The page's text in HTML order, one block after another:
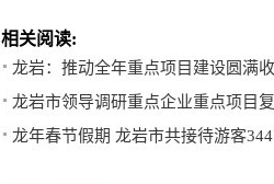
相关阅读:
龙岩：推动全年重点项目建设圆满
龙岩市领导调研重点企业重点项目
龙年春节假期 龙岩市共接待游客